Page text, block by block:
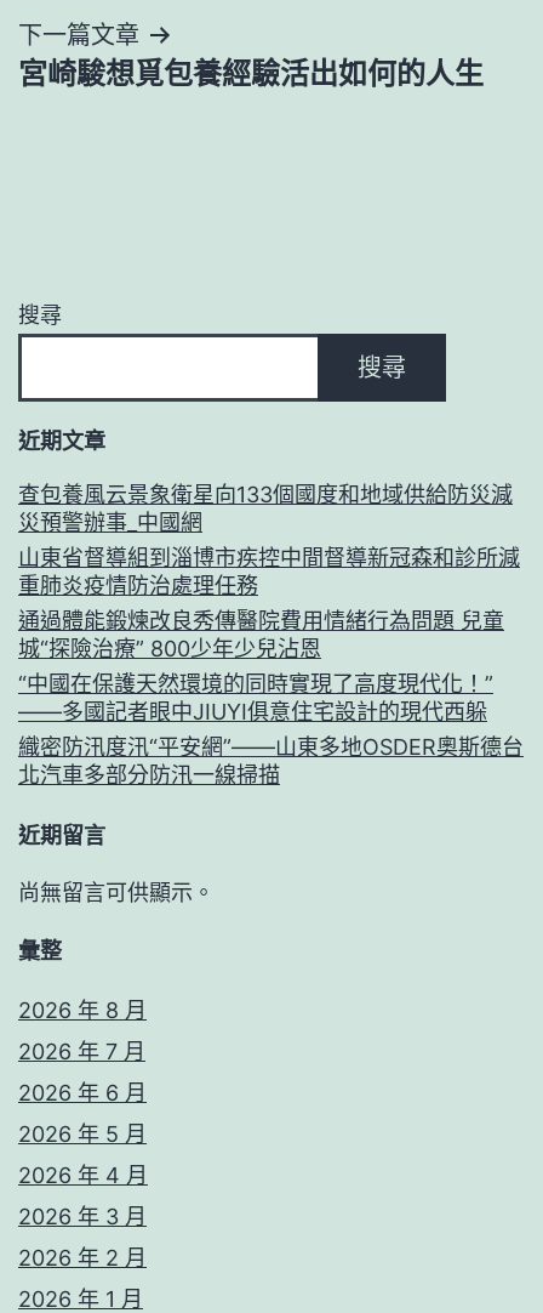
覽
下一篇文章
宮崎駿想覓包養經驗活出如何的人生
搜尋
搜尋
近期文章
查包養風云景象衛星向133個國度和地域供給防災減
災預警辦事_中國網
山東省督導組到淄博市疾控中間督導新冠森和診所減
重肺炎疫情防治處理任務
通過體能鍛煉改良秀傳醫院費用情緒行為問題 兒童
城“探險治療” 800少年少兒沾恩
“中國在保護天然環境的同時實現了高度現代化！”
——多國記者眼中JIUYI俱意住宅設計的現代西躲
織密防汛度汛“平安網”——山東多地OSDER奧斯德台
北汽車多部分防汛一線掃描
近期留言
尚無留言可供顯示。
彙整
2026 年 8 月
2026 年 7 月
2026 年 6 月
2026 年 5 月
2026 年 4 月
2026 年 3 月
2026 年 2 月
2026 年 1 月